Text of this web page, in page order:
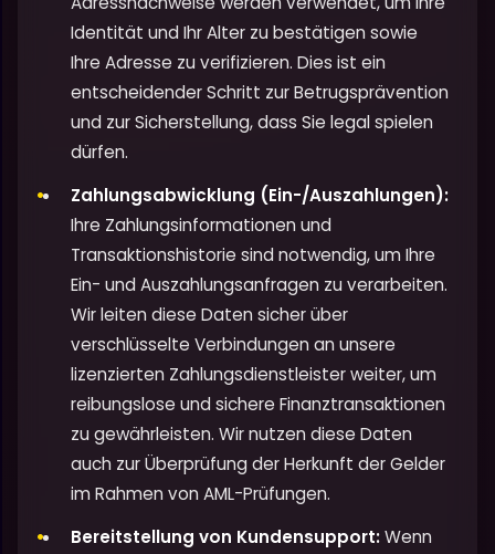
Identität und Ihr Alter zu bestätigen sowie
Ihre Adresse zu verifizieren. Dies ist ein
entscheidender Schritt zur Betrugsprävention
und zur Sicherstellung, dass Sie legal spielen
dürfen.
Zahlungsabwicklung (Ein-/Auszahlungen):
Ihre Zahlungsinformationen und
Transaktionshistorie sind notwendig, um Ihre
Ein- und Auszahlungsanfragen zu verarbeiten.
Wir leiten diese Daten sicher über
verschlüsselte Verbindungen an unsere
lizenzierten Zahlungsdienstleister weiter, um
reibungslose und sichere Finanztransaktionen
zu gewährleisten. Wir nutzen diese Daten
auch zur Überprüfung der Herkunft der Gelder
im Rahmen von AML-Prüfungen.
Bereitstellung von Kundensupport:Wenn